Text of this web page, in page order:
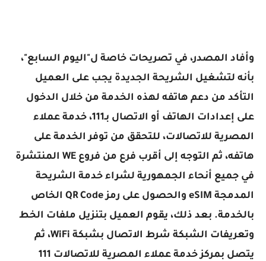
وأفاد المصدر، في تصريحات خاصة ل"اليوم السابع"،
بأنه لتشغيل الشريحة الجديدة يجب على العميل
التأكد من دعم هاتفه لهذه الخدمة من خلال الدخول
على إعدادات الهاتف أو الاتصال بـ111، خدمة عملاء
المصرية للاتصالات، للتحقق من توفر الخدمة على
هاتفه، ثم التوجه إلى أقرب فرع من فروع WE المنتشرة
في جميع أنحاء الجمهورية لشراء خدمة الشريحة
المدمجة eSIM والحصول على رمز QR Code الخاص
بالخدمة. بعد ذلك، يقوم العميل بتنزيل ملفات الخط
وتعريفات الشبكة شرط الاتصال بشبكة WiFi، ثم
يتصل بمركز خدمة عملاء المصرية للاتصالات 111